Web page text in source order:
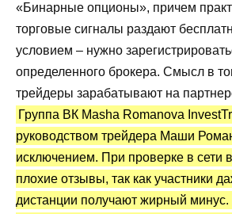
Группа VK Masha
статистика и реальные отзывы
Преимущества и недостатки
«Бинарные опционы», причем
торговые сигналы раздают
условием – нужно
определенного брокера. Смысл в
трейдеры зарабатывают на
Группа ВК Masha Romanova
руководством трейдера Маши
исключением. При проверке в сети
плохие отзывы, так как участники
дистанции получают жирный